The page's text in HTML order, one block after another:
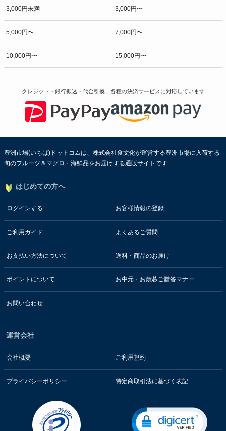
3,000円未満 3,000円〜
5,000円〜 7,000円〜
10,000円〜 15,000円〜
クレジット・銀行振込・代金引換、各種の決済サービスに対応しています
豊洲市場(いちば)ドットコムは、株式会社食文化が運営する豊洲市場に入荷する
旬のフルーツ＆マグロ・海鮮品をお届けする通販サイトです
はじめての方へ
ログインする お客様情報の登録
ご利用ガイド よくあるご質問
お支払い方法について 送料・商品のお届け
ポイントについて お中元・お歳暮ご贈答マナー
お問い合わせ
運営会社
会社概要 ご利用規約
プライバシーポリシー 特定商取引法に基づく表記